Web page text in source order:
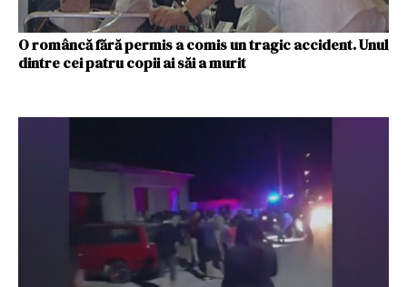
O româncă fără permis a comis un tragic accident. Unul
dintre cei patru copii ai săi a murit